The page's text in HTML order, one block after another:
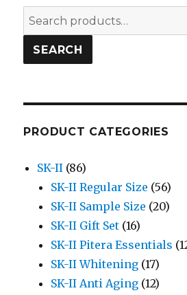
Search
for:
SEARCH
PRODUCT CATEGORIES
SK-II (86)
SK-II Regular Size (56)
SK-II Sample Size (20)
SK-II Gift Set (16)
SK-II Pitera Essentials
SK-II Whitening (17)
SK-II Anti Aging (12)